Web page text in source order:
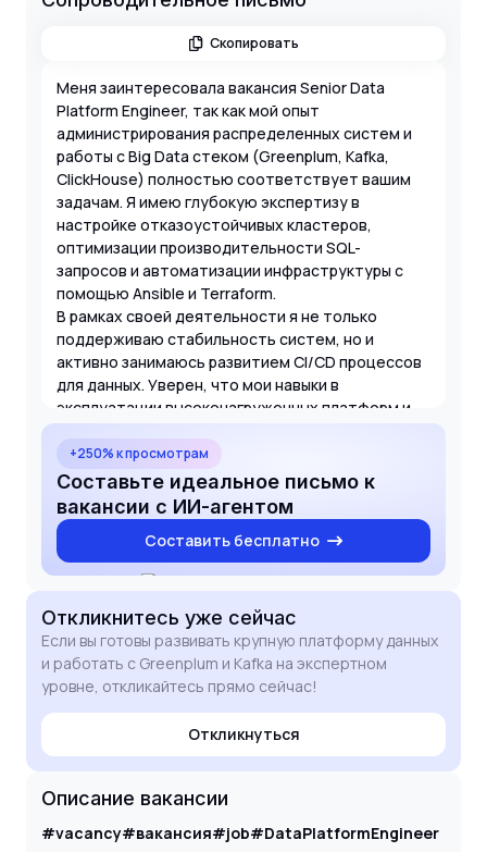
Скопировать
Меня заинтересовала вакансия Senior Data
Platform Engineer, так как мой опыт
администрирования распределенных систем и
работы с Big Data стеком (Greenplum, Kafka,
ClickHouse) полностью соответствует вашим
задачам. Я имею глубокую экспертизу в
настройке отказоустойчивых кластеров,
оптимизации производительности SQL-
запросов и автоматизации инфраструктуры с
помощью Ansible и Terraform.
В рамках своей деятельности я не только
поддерживаю стабильность систем, но и
активно занимаюсь развитием CI/CD процессов
для данных. Уверен, что мои навыки в
эксплуатации высоконагруженных платформ и
опыт решения инцидентов уровня L2/L3 помогут
вашей команде обеспечить бесперебойную
работу корпоративной платформы данных в
течение всего срока проекта.
+250% к просмотрам
Составьте идеальное письмо к
вакансии с ИИ-агентом
Составить бесплатно
Откликнитесь уже сейчас
Если вы готовы развивать крупную платформу данных
и работать с Greenplum и Kafka на экспертном
уровне, откликайтесь прямо сейчас!
Откликнуться
Описание вакансии
#vacancy#вакансия#job#DataPlatformEngineer